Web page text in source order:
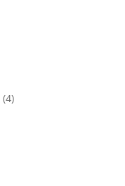
(4)